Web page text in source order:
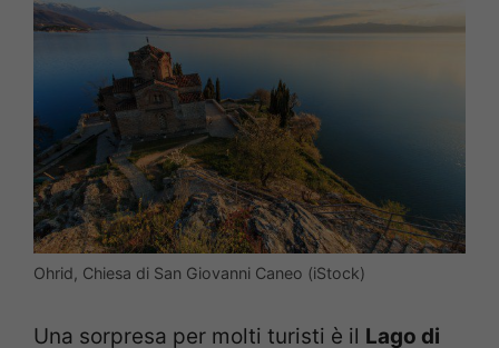
Ohrid, Chiesa di San Giovanni Caneo (iStock)
Una sorpresa per molti turisti è il Lago di